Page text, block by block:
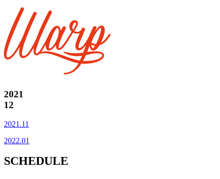
2021
12
2021.11
2022.01
SCHEDULE